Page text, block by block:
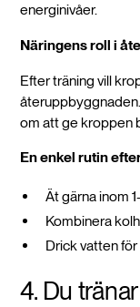
energinivåer.
Näringens roll i
Efter träning vill
om att ge kroppen
En enkel rutin
Ät gärna inom
Kombinera
Drick vatten
4. Du